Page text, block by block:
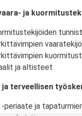
ja
ja altisteet
terveellisen
periaate ja